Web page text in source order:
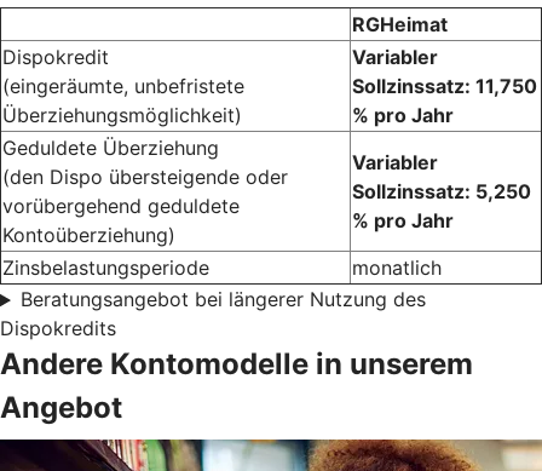
RGHeimat
Dispokredit
(eingeräumte, unbefristete
Überziehungsmöglichkeit)
Variabler
Sollzinssatz: 11,750
% pro Jahr
Geduldete Überziehung
(den Dispo übersteigende oder
vorübergehend geduldete
Kontoüberziehung)
Variabler
Sollzinssatz: 5,250
% pro Jahr
Zinsbelastungsperiode
monatlich
Beratungsangebot bei längerer Nutzung des
Dispokredits
Andere Kontomodelle in unserem
Angebot